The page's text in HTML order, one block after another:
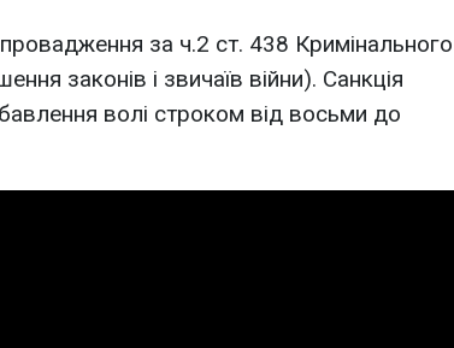
за ч.2 ст. 438 Кримінального
законів і звичаїв війни). Санкція
волі строком від восьми до